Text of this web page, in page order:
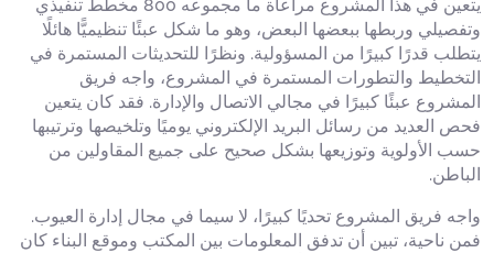
يتعين في هذا المشروع مراعاة ما مجموعه 800 مخطط تنفيذي
وتفصيلي وربطها ببعضها البعض، وهو ما شكل عبئًا تنظيميًّا هائلًا
يتطلب قدرًا كبيرًا من المسؤولية. ونظرًا للتحديثات المستمرة في
التخطيط والتطورات المستمرة في المشروع، واجه فريق
المشروع عبئًا كبيرًا في مجالي الاتصال والإدارة. فقد كان يتعين
فحص العديد من رسائل البريد الإلكتروني يوميًا وتلخيصها وترتيبها
حسب الأولوية وتوزيعها بشكل صحيح على جميع المقاولين من
الباطن.
واجه فريق المشروع تحديًا كبيرًا، لا سيما في مجال إدارة العيوب.
فمن ناحية، تبين أن تدفق المعلومات بين المكتب وموقع البناء كان